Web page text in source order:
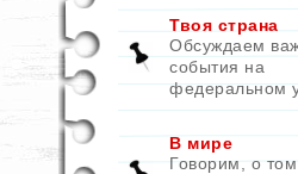
Твоя страна
Обсуждаем
события на
федеральном
В мире
Говорим, о